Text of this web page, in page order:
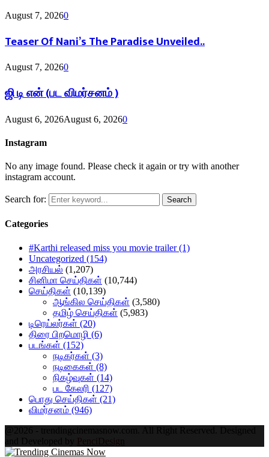
August 7, 20260
Teaser Of Nani’s The Paradise Unveiled..
August 7, 20260
ஜி டி என் (பட விமர்சனம் )
August 6, 2026August 6, 20260
Instagram
No any image found. Please check it again or try with another
instagram account.
Search for: Search
Categories
#Karthi released miss you movie trailer(1)
Uncategorized (154)
அரசியல் (1,207)
சினிமா செய்திகள் (10,744)
செய்திகள் (10,139)
ஆங்கில செய்திகள் (3,580)
தமிழ் செய்திகள் (5,983)
டிரெய்லர்கள் (20)
திரை பிறமொழி (6)
படங்கள் (152)
நடிகர்கள் (3)
நடிகைகள் (8)
நிகழ்வுகள் (14)
பட கேலரி (127)
பொது செய்திகள் (21)
விமர்சனம் (946)
@2026 - trendingcinemasnow.com. All Right Reserved. Designed
and Developed by PenciDesign